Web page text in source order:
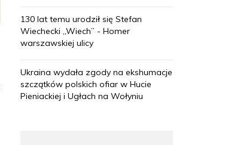
130 lat temu urodził się Stefan
Wiechecki „Wiech” - Homer
warszawskiej ulicy
Ukraina wydała zgody na ekshumacje
szczątków polskich ofiar w Hucie
Pieniackiej i Ugłach na Wołyniu